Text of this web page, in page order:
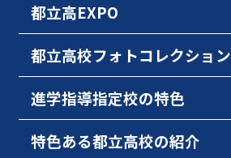
都立高EXPO
都立高校フォトコレクション
進学指導指定校の特色
特色ある都立高校の紹介